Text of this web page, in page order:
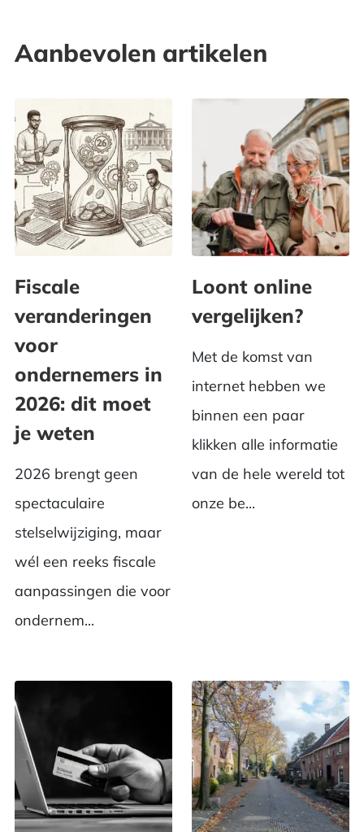
Aanbevolen artikelen
Fiscale
veranderingen
voor
ondernemers in
2026: dit moet
je weten
2026 brengt geen
spectaculaire
stelselwijziging, maar
wél een reeks fiscale
aanpassingen die voor
ondernem...
Loont online
vergelijken?
Met de komst van
internet hebben we
binnen een paar
klikken alle informatie
van de hele wereld tot
onze be...